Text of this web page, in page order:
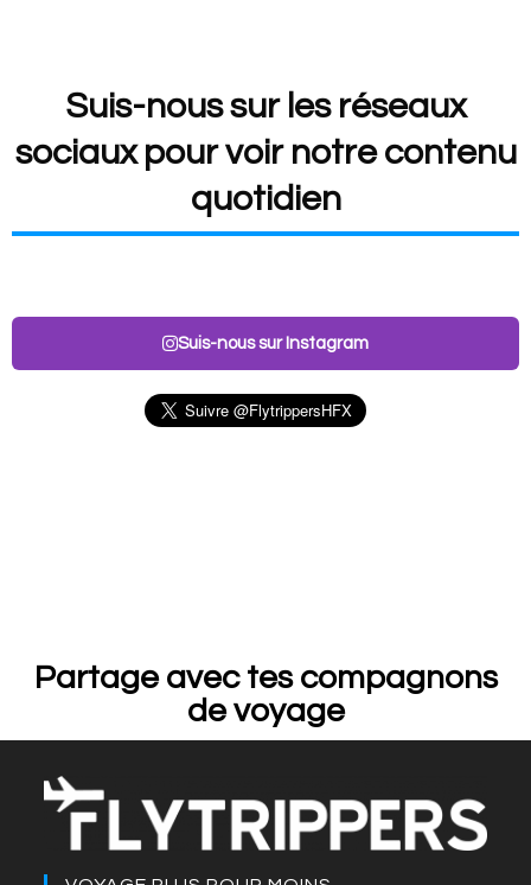
Suis-nous sur les réseaux
sociaux pour voir notre contenu
quotidien
Suis-nous sur Instagram
Partage avec tes compagnons
de voyage